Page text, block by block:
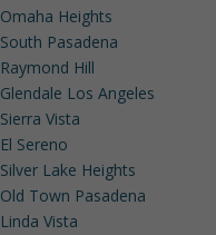
Omaha Heights
South Pasadena
Raymond Hill
Glendale Los Angeles
Sierra Vista
El Sereno
Silver Lake Heights
Old Town Pasadena
Linda Vista